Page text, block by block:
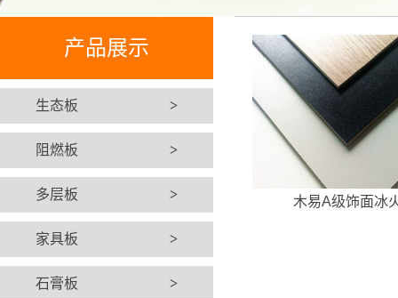
产品展示
生态板 >
阻燃板 >
多层板 >
家具板 >
石膏板 >
木易A级饰面冰